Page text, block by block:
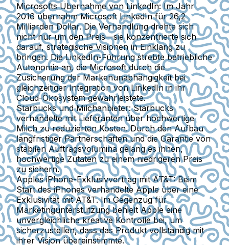
Microsofts Übernahme von LinkedIn: Im Jahr
2016 übernahm Microsoft LinkedIn für 26,2
Milliarden Dollar. Die Verhandlung drehte sich
nicht nur um den Preis—sie konzentrierte sich
darauf, strategische Visionen in Einklang zu
bringen. Die LinkedIn-Führung strebte betriebliche
Autonomie an, die Microsoft durch die
Zusicherung der Markenunabhängigkeit bei
gleichzeitiger Integration von LinkedIn in ihr
Cloud-Ökosystem gewährleistete.
Starbucks und Milchanbieter: Starbucks
verhandelte mit Lieferanten über hochwertige
Milch zu reduzierten Kosten. Durch den Aufbau
langfristiger Partnerschaften und die Garantie von
stabilen Auftragsvolumina gelang es ihnen,
hochwertige Zutaten zu einem niedrigeren Preis
zu sichern.
Apples iPhone-Exklusivvertrag mit AT&T: Beim
Start des iPhones verhandelte Apple über eine
Exklusivität mit AT&T. Im Gegenzug für
Marketingunterstützung behielt Apple eine
unvergleichliche kreative Kontrolle bei, um
sicherzustellen, dass das Produkt vollständig mit
ihrer Vision übereinstimmte.